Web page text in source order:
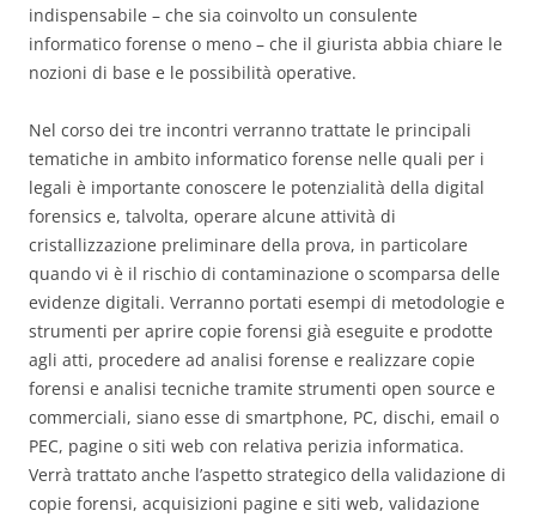
indispensabile – che sia coinvolto un consulente
informatico forense o meno – che il giurista abbia chiare le
nozioni di base e le possibilità operative.
Nel corso dei tre incontri verranno trattate le principali
tematiche in ambito informatico forense nelle quali per i
legali è importante conoscere le potenzialità della digital
forensics e, talvolta, operare alcune attività di
cristallizzazione preliminare della prova, in particolare
quando vi è il rischio di contaminazione o scomparsa delle
evidenze digitali. Verranno portati esempi di metodologie e
strumenti per aprire copie forensi già eseguite e prodotte
agli atti, procedere ad analisi forense e realizzare copie
forensi e analisi tecniche tramite strumenti open source e
commerciali, siano esse di smartphone, PC, dischi, email o
PEC, pagine o siti web con relativa perizia informatica.
Verrà trattato anche l’aspetto strategico della validazione di
copie forensi, acquisizioni pagine e siti web, validazione